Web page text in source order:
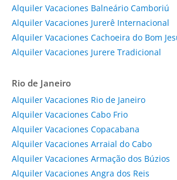
Alquiler Vacaciones Balneário Camboriú
Alquiler Vacaciones Jurerê Internacional
Alquiler Vacaciones Cachoeira do Bom
Alquiler Vacaciones Jurere Tradicional
Rio de Janeiro
Alquiler Vacaciones Rio de Janeiro
Alquiler Vacaciones Cabo Frio
Alquiler Vacaciones Copacabana
Alquiler Vacaciones Arraial do Cabo
Alquiler Vacaciones Armação dos Búzios
Alquiler Vacaciones Angra dos Reis